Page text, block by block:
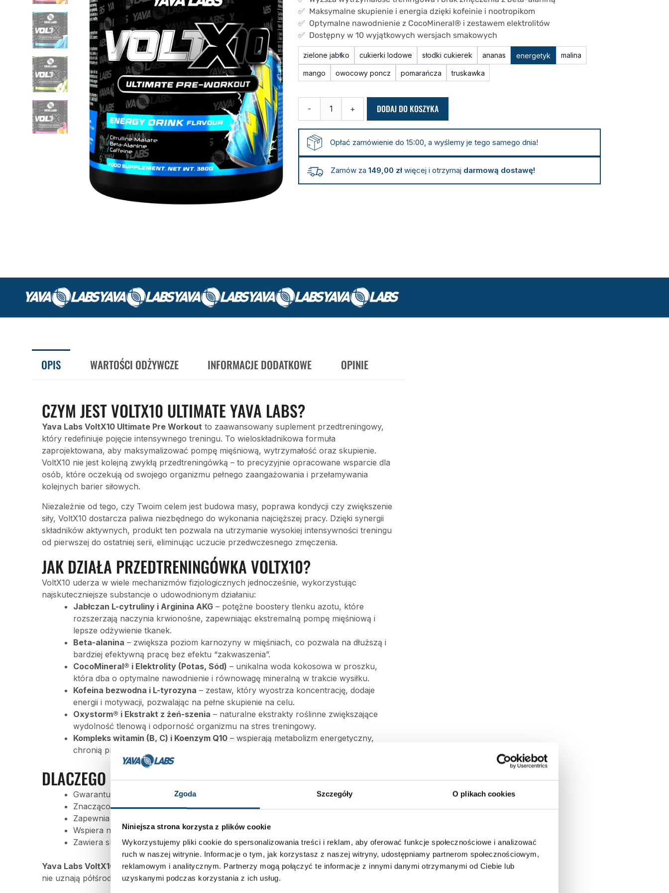
Zgoda Szczegóły O plikach cookies
Niniejsza strona korzysta z plików cookie
Wykorzystujemy pliki cookie do spersonalizowania treści i reklam, aby oferować funkcje społecznościowe i analizować
ruch w naszej witrynie. Informacje o tym, jak korzystasz z naszej witryny, udostępniamy partnerom społecznościowym,
reklamowym i analitycznym. Partnerzy mogą połączyć te informacje z innymi danymi otrzymanymi od Ciebie lub
uzyskanymi podczas korzystania z ich usług.
✅ Maksymalne skupienie i energia dzięki kofeinie i nootropikom
✅ Optymalne nawodnienie z CocoMineral® i zestawem elektrolitów
✅ Dostępny w 10 wyjątkowych wersjach smakowych
zielone jabłko cukierki lodowe słodki cukierek ananas energetyk malina
mango owocowy poncz pomarańcza truskawka
-
Przedtreningówka
Ultimate
+ DODAJ DO KOSZYKA
Opłać zamówienie do 15:00, a wyślemy je tego samego dnia!
Zamów za149,00 zł więcej i otrzymaj darmową dostawę!
OPIS WARTOŚCI ODŻYWCZE INFORMACJE DODATKOWE OPINIE
CZYM JEST VOLTX10 ULTIMATE YAVA LABS?
Yava Labs VoltX10 Ultimate Pre Workout to zaawansowany suplement przedtreningowy,
który redefiniuje pojęcie intensywnego treningu. To wieloskładnikowa formuła
zaprojektowana, aby maksymalizować pompę mięśniową, wytrzymałość oraz skupienie.
VoltX10 nie jest kolejną zwykłą przedtreningówką – to precyzyjnie opracowane wsparcie dla
osób, które oczekują od swojego organizmu pełnego zaangażowania i przełamywania
kolejnych barier siłowych.
Niezależnie od tego, czy Twoim celem jest budowa masy, poprawa kondycji czy zwiększenie
siły, VoltX10 dostarcza paliwa niezbędnego do wykonania najcięższej pracy. Dzięki synergii
składników aktywnych, produkt ten pozwala na utrzymanie wysokiej intensywności treningu
od pierwszej do ostatniej serii, eliminując uczucie przedwczesnego zmęczenia.
JAK DZIAŁA PRZEDTRENINGÓWKA VOLTX10?
VoltX10 uderza w wiele mechanizmów fizjologicznych jednocześnie, wykorzystując
najskuteczniejsze substancje o udowodnionym działaniu:
Jabłczan L-cytruliny i Arginina AKG – potężne boostery tlenku azotu, które
rozszerzają naczynia krwionośne, zapewniając ekstremalną pompę mięśniową i
lepsze odżywienie tkanek.
Beta-alanina – zwiększa poziom karnozyny w mięśniach, co pozwala na dłuższą i
bardziej efektywną pracę bez efektu “zakwaszenia”.
CocoMineral® i Elektrolity (Potas, Sód) – unikalna woda kokosowa w proszku,
która dba o optymalne nawodnienie i równowagę mineralną w trakcie wysiłku.
Kofeina bezwodna i L-tyrozyna – zestaw, który wyostrza koncentrację, dodaje
energii i motywacji, pozwalając na pełne skupienie na celu.
Oxystorm® i Ekstrakt z żeń-szenia – naturalne ekstrakty roślinne zwiększające
wydolność tlenową i odporność organizmu na stres treningowy.
Kompleks witamin (B, C) i Koenzym Q10 – wspierają metabolizm energetyczny,
chronią przed stresem oksydacyjnym i przyspieszają regenerację powysiłkową.
DLACZEGO WARTO SIĘGNĄĆ PO VOLTX10 ULTIMATE?
Gwarantuje potężną i długotrwałą pompę mięśniową,
Znacząco podnosi wytrzymałość i wydolność organizmu,
Zapewnia błyskawiczny zastrzyk energii oraz “tunelowe” skupienie,
Wspiera nawodnienie i gospodarkę elektrolitową dzięki CocoMineral®,
Zawiera składniki o wysokiej biodostępności i czystości.
Yava Labs VoltX10 Ultimateto przedtreningówka nowej generacji – dla sportowców, którzy
nie uznają półśrodków i chcą trenować na 110% swoich możliwości.